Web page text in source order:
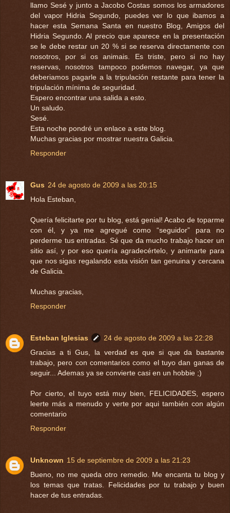
llamo Sesé y junto a Jacobo Costas somos los armadores
del vapor Hidria Segundo, puedes ver lo que ibamos a
hacer esta Semana Santa en nuestro Blog, Amigos del
Hidria Segundo. Al precio que aparece en la presentación
se le debe restar un 20 % si se reserva directamente con
nosotros, por si os animais. Es triste, pero si no hay
reservas, nosotros tampoco podemos navegar, ya que
deberiamos pagarle a la tripulación restante para tener la
tripulación mínima de seguridad.
Espero encontrar una salida a esto.
Un saludo.
Sesé.
Esta noche pondré un enlace a este blog.
Muchas gracias por mostrar nuestra Galicia.
Responder
Gus 24 de agosto de 2009 a las 20:15
Hola Esteban,
Quería felicitarte por tu blog, está genial! Acabo de toparme
con él, y ya me agregué como “seguidor” para no
perderme tus entradas. Sé que da mucho trabajo hacer un
sitio así, y por eso quería agradecértelo, y animarte para
que nos sigas regalando esta visión tan genuina y cercana
de Galicia.
Muchas gracias,
Responder
Esteban Iglesias
24 de agosto de 2009 a las 22:28
Gracias a ti Gus, la verdad es que si que da bastante
trabajo, pero con comentarios como el tuyo dan ganas de
seguir... Ademas ya se convierte casi en un hobbie ;)
Por cierto, el tuyo está muy bien, FELICIDADES, espero
leerte más a menudo y verte por aqui también con algún
comentario
Responder
Unknown 15 de septiembre de 2009 a las 21:23
Bueno, no me queda otro remedio. Me encanta tu blog y
los temas que tratas. Felicidades por tu trabajo y buen
hacer de tus entradas.